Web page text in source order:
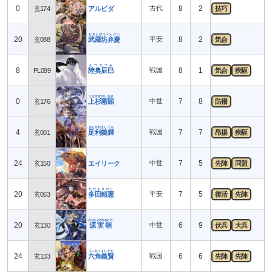
0 玄174 アルビダ 古代 8 2 技巧
20 玄088 武蔵坊弁慶
むさしぼうべんけい
平安 8 2 気合
8 PL099 陸奥辰巳
むつたつみ
戦国 8 1 気合 疾駆
0 玄176 上杉憲顕
うえすぎのりあき
中世 7 8 防柵
4 玄001 足利義輝
あしかがよしてる
戦国 7 7 昂揚 疾駆
24 玄150 エイリーク 中世 7 5 先陣 同盟
20 玄063 多田頼憲
ただよりのり
平安 7 5 復活 先陣
20 玄130 源実朝
みなもとのさねとも
中世 6 9 伏兵 大兵
24 玄133 六角義賢
ろっかくよしかた
戦国 6 6 先陣 先陣